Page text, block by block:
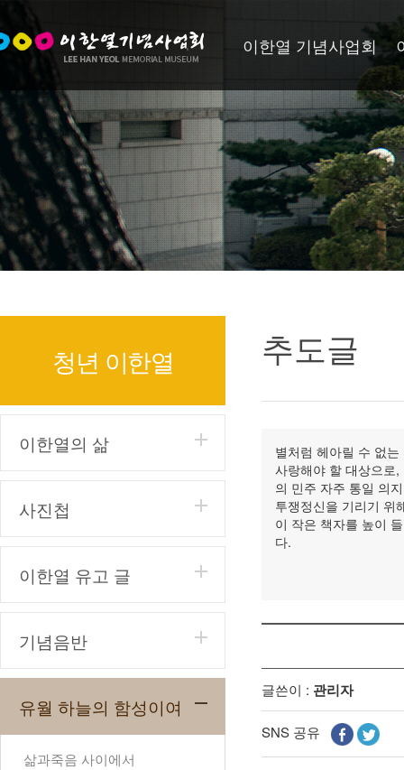
이한열 기념사업회
청년 이한열
이한열의 삶
사진첩
이한열 유고 글
기념음반
유월 하늘의 함성이여
삶과죽음 사이에서
추도글
별처럼 헤아릴 수 없
사랑해야 할 대상으로
의 민주 자주 통일 의
투쟁정신을 기리기 위
이 작은 책자를 높이
다.
글쓴이 : 관리자
SNS 공유